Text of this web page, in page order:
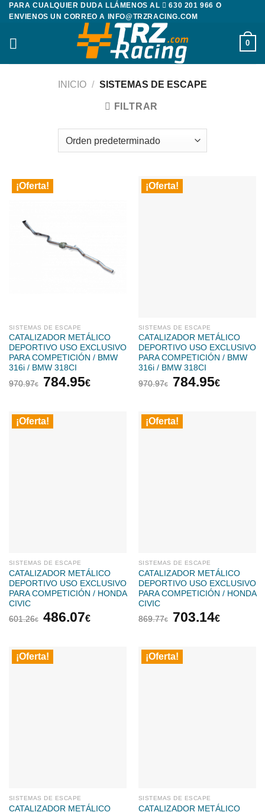
Saltar
contenido
PARA CUALQUIER DUDA LLÁMENOS AL 630 201 966 O
ENVIENOS UN CORREO A
INFO@TRZRACING.COM
0
INICIO / SISTEMAS DE ESCAPE
FILTRAR
¡Oferta!
SISTEMAS DE ESCAPE
CATALIZADOR METÁLICO
DEPORTIVO USO EXCLUSIVO
PARA COMPETICIÓN / BMW
316i / BMW 318CI
970.97€
El
era:
784.95€El
¡Oferta!
SISTEMAS DE ESCAPE
CATALIZADOR METÁLICO
DEPORTIVO USO EXCLUSIVO
PARA COMPETICIÓN / BMW
316i / BMW 318CI
970.97€
El
era:
784.95€El
¡Oferta!
SISTEMAS DE ESCAPE
CATALIZADOR METÁLICO
DEPORTIVO USO EXCLUSIVO
PARA COMPETICIÓN / HONDA
CIVIC
601.26€
El
era:
486.07€El
¡Oferta!
SISTEMAS DE ESCAPE
CATALIZADOR METÁLICO
DEPORTIVO USO EXCLUSIVO
PARA COMPETICIÓN / HONDA
CIVIC
869.77€
El
era:
703.14€El
¡Oferta!
SISTEMAS DE ESCAPE
CATALIZADOR METÁLICO
¡Oferta!
SISTEMAS DE ESCAPE
CATALIZADOR METÁLICO